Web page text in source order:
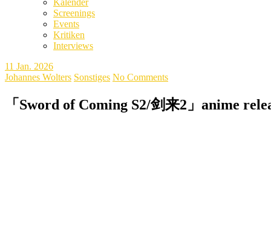
Kalender
Screenings
Events
Kritiken
Interviews
11 Jan. 2026
Johannes Wolters Sonstiges No Comments
「Sword of Coming S2/剑来2」anime